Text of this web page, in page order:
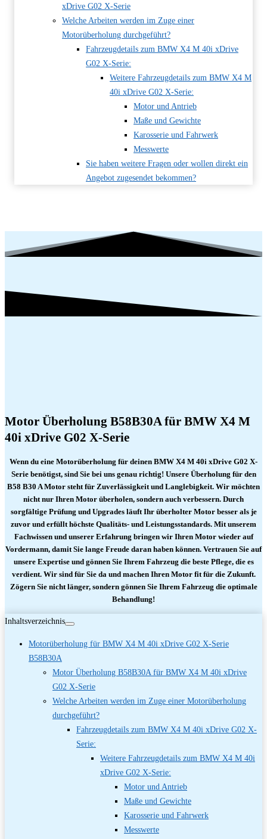
xDrive G02 X-Serie
Welche Arbeiten werden im Zuge einer
Motorüberholung durchgeführt?
Fahrzeugdetails zum BMW X4 M 40i xDrive
G02 X-Serie:
Weitere Fahrzeugdetails zum BMW X4 M
40i xDrive G02 X-Serie:
Motor und Antrieb
Maße und Gewichte
Karosserie und Fahrwerk
Messwerte
Sie haben weitere Fragen oder wollen direkt ein
Angebot zugesendet bekommen?
Motor Überholung B58B30A für BMW X4 M
40i xDrive G02 X-Serie
Wenn du eine Motorüberholung für deinen BMW X4 M 40i xDrive G02 X-
Serie benötigst, sind Sie bei uns genau richtig! Unsere Überholung für den
B58 B30 A Motor steht für Zuverlässigkeit und Langlebigkeit. Wir möchten
nicht nur Ihren Motor überholen, sondern auch verbessern. Durch
sorgfältige Prüfung und Upgrades läuft Ihr überholter Motor besser als je
zuvor und erfüllt höchste Qualitäts- und Leistungsstandards. Mit unserem
Fachwissen und unserer Erfahrung bringen wir Ihren Motor wieder auf
Vordermann, damit Sie lange Freude daran haben können. Vertrauen Sie auf
unsere Expertise und gönnen Sie Ihrem Fahrzeug die beste Pflege, die es
verdient. Wir sind für Sie da und machen Ihren Motor fit für die Zukunft.
Zögern Sie nicht länger, sondern gönnen Sie Ihrem Fahrzeug die optimale
Behandlung!
Inhaltsverzeichnis
Motorüberholung für BMW X4 M 40i xDrive G02 X-Serie
B58B30A
Motor Überholung B58B30A für BMW X4 M 40i xDrive
G02 X-Serie
Welche Arbeiten werden im Zuge einer Motorüberholung
durchgeführt?
Fahrzeugdetails zum BMW X4 M 40i xDrive G02 X-
Serie:
Weitere Fahrzeugdetails zum BMW X4 M 40i
xDrive G02 X-Serie:
Motor und Antrieb
Maße und Gewichte
Karosserie und Fahrwerk
Messwerte